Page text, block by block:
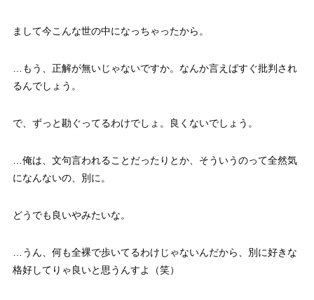
まして今こんな世の中になっちゃったから。
…もう、正解が無いじゃないですか。なんか言えばすぐ批判され
るんでしょう。
で、ずっと勘ぐってるわけでしょ。良くないでしょう。
…俺は、文句言われることだったりとか、そういうのって全然気
になんないの、別に。
どうでも良いやみたいな。
…うん、何も全裸で歩いてるわけじゃないんだから、別に好きな
格好してりゃ良いと思うんすよ（笑）